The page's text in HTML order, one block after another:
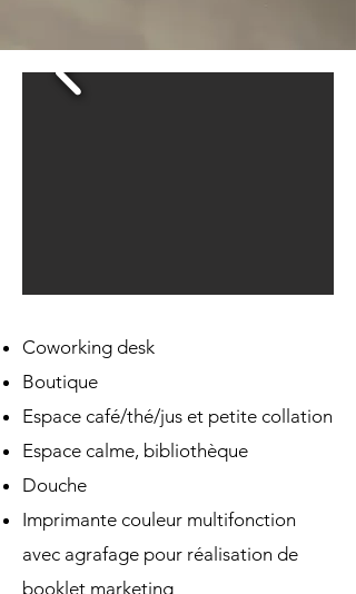
Coworking desk
Boutique
Espace café/thé/jus et petite collation
Espace calme, bibliothèque
Douche
Imprimante couleur multifonction
avec agrafage pour réalisation de
booklet marketing